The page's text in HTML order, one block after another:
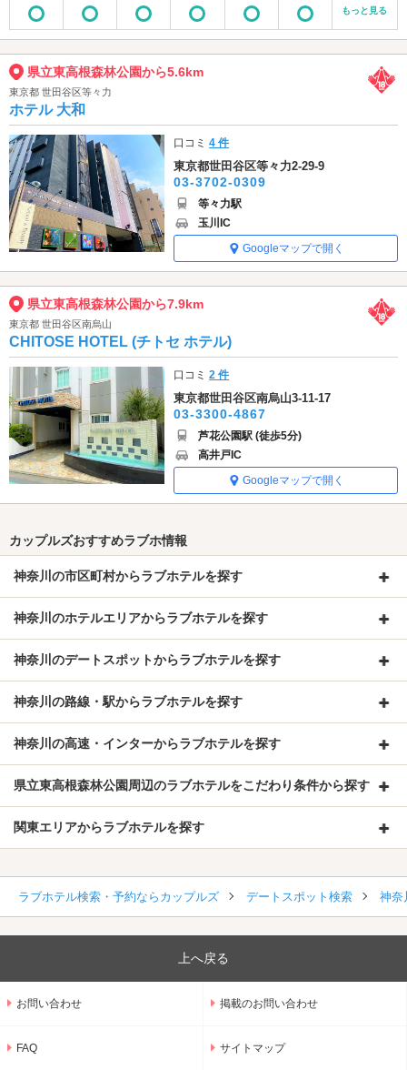
もっと見る
県立東高根森林公園から5.6km
東京都 世田谷区等々力
ホテル 大和
口コミ4 件
東京都世田谷区等々力2-29-9
03-3702-0309
等々力駅
玉川IC
Googleマップで開く
県立東高根森林公園から7.9km
東京都 世田谷区南烏山
CHITOSE HOTEL (チトセ ホテル)
口コミ2 件
東京都世田谷区南烏山3-11-17
03-3300-4867
芦花公園駅 (徒歩5分)
高井戸IC
Googleマップで開く
カップルズおすすめラブホ情報
神奈川の市区町村からラブホテルを探す
神奈川のホテルエリアからラブホテルを探す
神奈川のデートスポットからラブホテルを探す
神奈川の路線・駅からラブホテルを探す
神奈川の高速・インターからラブホテルを探す
県立東高根森林公園周辺のラブホテルをこだわり条件から探す
関東エリアからラブホテルを探す
ラブホテル検索・予約ならカップルズ デートスポット検索 神奈
上へ戻る
お問い合わせ 掲載のお問い合わせ
FAQ サイトマップ